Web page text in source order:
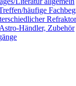
häufige
Händler, Zubehör